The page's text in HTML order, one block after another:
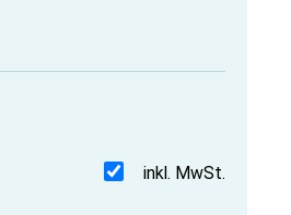
inkl. MwSt.